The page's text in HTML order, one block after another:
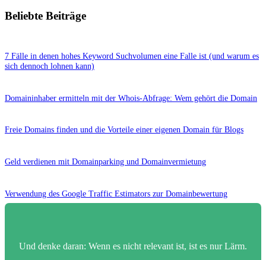
Beliebte Beiträge
7 Fälle in denen hohes Keyword Suchvolumen eine Falle ist (und warum es
sich dennoch lohnen kann)
Domaininhaber ermitteln mit der Whois-Abfrage: Wem gehört die Domain
Freie Domains finden und die Vorteile einer eigenen Domain für Blogs
Geld verdienen mit Domainparking und Domainvermietung
Verwendung des Google Traffic Estimators zur Domainbewertung
Und denke daran: Wenn es nicht relevant ist, ist es nur Lärm.